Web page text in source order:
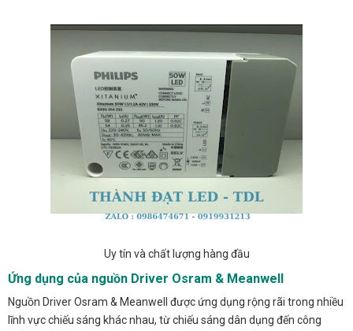
Uy tín và chất lượng hàng đầu
Ứng dụng của nguồn Driver Osram & Meanwell
Nguồn Driver Osram & Meanwell được ứng dụng rộng rãi trong nhiều
lĩnh vực chiếu sáng khác nhau, từ chiếu sáng dân dụng đến công